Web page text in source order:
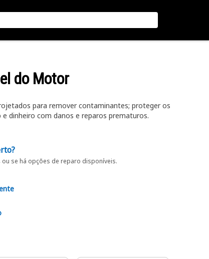
do Motor
para remover contaminantes; proteger os
dinheiro com danos e reparos prematuros.
se há opções de reparo disponíveis.